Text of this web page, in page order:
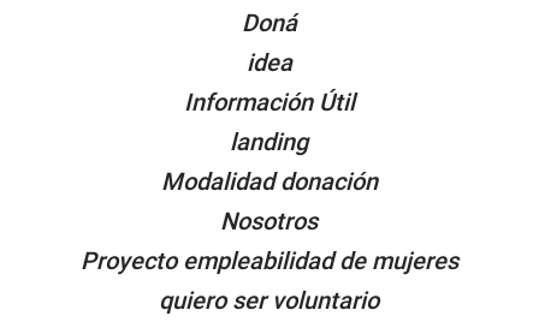
Doná
idea
Información Útil
landing
Modalidad donación
Nosotros
Proyecto empleabilidad de mujeres
quiero ser voluntario